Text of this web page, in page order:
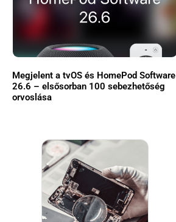
Megjelent a tvOS és HomePod Software
26.6 – elsősorban 100 sebezhetőség
orvoslása